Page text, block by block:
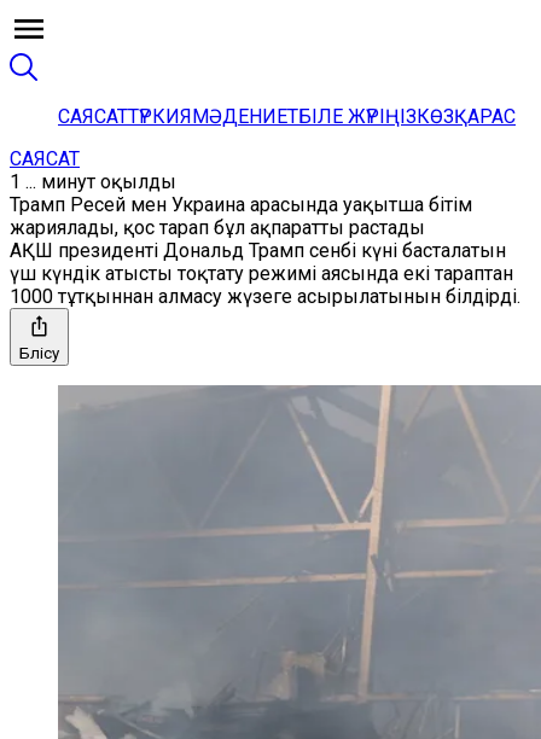
САЯСАТТҮРКИЯМӘДЕНИЕТБІЛЕ ЖҮРІҢІЗКӨЗҚАРАС
САЯСАТ
1 ... минут оқылды
Трамп Ресей мен Украина арасында уақытша бітім
жариялады, қос тарап бұл ақпаратты растады
АҚШ президенті Дональд Трамп сенбі күні басталатын
үш күндік атысты тоқтату режимі аясында екі тараптан
1000 тұтқыннан алмасу жүзеге асырылатынын білдірді.
Бөлісу